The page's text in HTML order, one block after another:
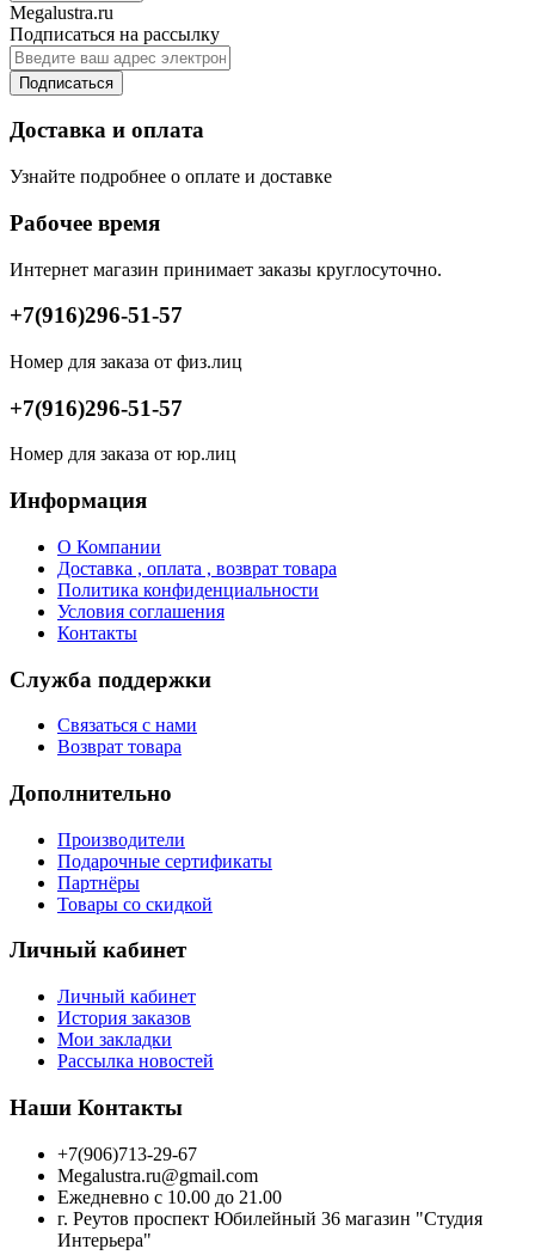
Megalustra.ru
Подписаться на рассылку
Подписаться
Доставка и оплата
Узнайте подробнее о оплате и доставке
Рабочее время
Интернет магазин принимает заказы круглосуточно.
+7(916)296-51-57
Номер для заказа от физ.лиц
+7(916)296-51-57
Номер для заказа от юр.лиц
Информация
О Компании
Доставка , оплата , возврат товара
Политика конфиденциальности
Условия соглашения
Контакты
Служба поддержки
Связаться с нами
Возврат товара
Дополнительно
Производители
Подарочные сертификаты
Партнёры
Товары со скидкой
Личный кабинет
Личный кабинет
История заказов
Мои закладки
Рассылка новостей
Наши Контакты
+7(906)713-29-67
Megalustra.ru@gmail.com
Ежедневно с 10.00 до 21.00
г. Реутов проспект Юбилейный 36 магазин "Студия
Интерьера"